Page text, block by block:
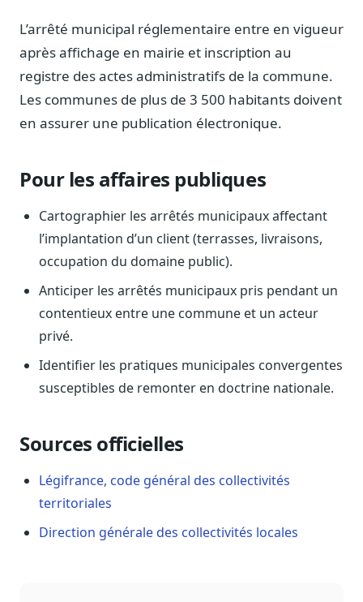
Blog & Podcast Hémicycle
Analyses, méthodes, coulisses
Lexique parlementaire
1027 termes expliqués
Glossaire affaires publiques
Sources couvertes
23 flux indexés
Nouveautés produit
Le changelog mensuel
Ils utilisent Legiwatch
Public Sénat, ONG, cabinets
Qui sommes-nous
Méthode, valeurs et équipe
Charte IA
Fiabilité, souveraineté, sobriété
Presse
L’arrêté municipal réglementaire entre en vigueur
après affichage en mairie et inscription au
registre des actes administratifs de la commune.
Les communes de plus de 3 500 habitants doivent
en assurer une publication électronique.
Pour les affaires publiques
Cartographier les arrêtés municipaux affectant
l’implantation d’un client (terrasses, livraisons,
occupation du domaine public).
Anticiper les arrêtés municipaux pris pendant un
contentieux entre une commune et un acteur
privé.
Identifier les pratiques municipales convergentes
susceptibles de remonter en doctrine nationale.
Sources officielles
Légifrance, code général des collectivités
territoriales
Direction générale des collectivités locales